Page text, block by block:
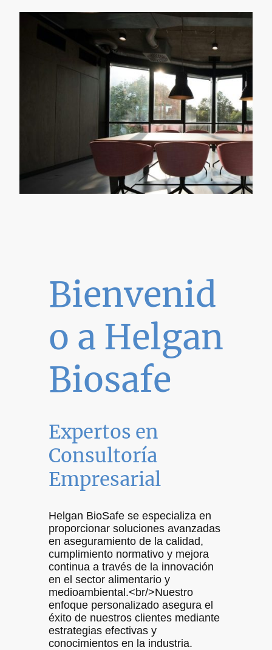
Bienvenid
o a Helgan
Biosafe
Expertos en
Consultoría
Empresarial
Helgan BioSafe se especializa en
proporcionar soluciones avanzadas
en aseguramiento de la calidad,
cumplimiento normativo y mejora
continua a través de la innovación
en el sector alimentario y
medioambiental.<br/>Nuestro
enfoque personalizado asegura el
éxito de nuestros clientes mediante
estrategias efectivas y
conocimientos en la industria.